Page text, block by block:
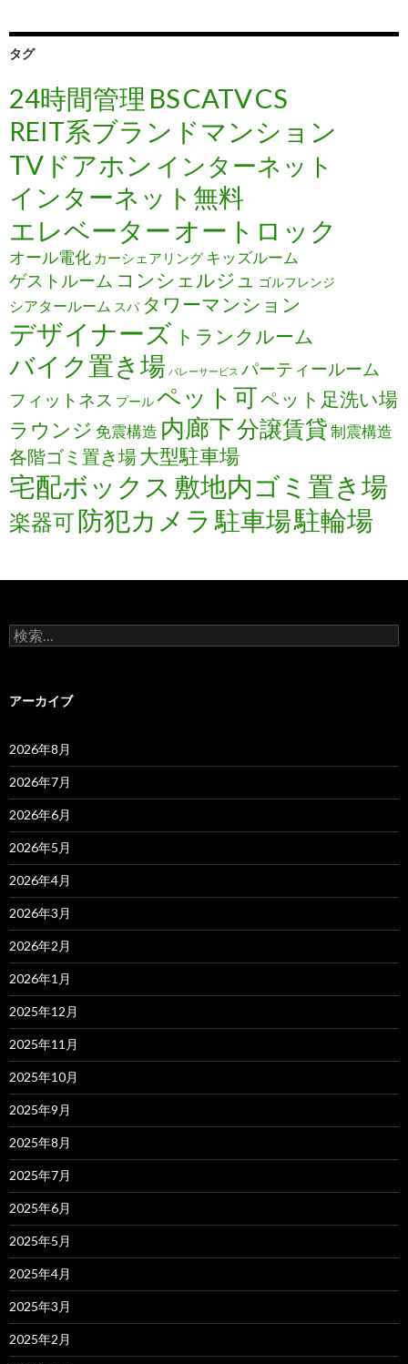
タグ
24時間管理 BSCATVCS
REIT系ブランドマンション
TVドアホン インターネット
インターネット無料
エレベーター オートロック
オール電化 カーシェアリング キッズルーム
ゲストルーム コンシェルジュ ゴルフレンジ
シアタールーム スパ タワーマンション
デザイナーズ トランクルーム
バイク置き場 バレーサービス パーティールーム
フィットネス プールペット可ペット足洗い場
ラウンジ 免震構造 内廊下分譲賃貸制震構造
各階ゴミ置き場大型駐車場
宅配ボックス 敷地内ゴミ置き場
楽器可防犯カメラ 駐車場駐輪場
検
索:
アーカイブ
2026年8月
2026年7月
2026年6月
2026年5月
2026年4月
2026年3月
2026年2月
2026年1月
2025年12月
2025年11月
2025年10月
2025年9月
2025年8月
2025年7月
2025年6月
2025年5月
2025年4月
2025年3月
2025年2月